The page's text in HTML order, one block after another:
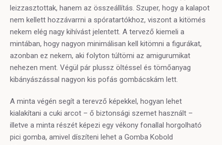
leizzasztottak, hanem az összeállítás. Szuper, hogy a kalapot
nem kellett hozzávarrni a spóratartókhoz, viszont a kitömés
nekem elég nagy kihívást jelentett. A tervező kiemeli a
mintában, hogy nagyon minimálisan kell kitömni a figurákat,
azonban ez nekem, aki folyton túltömi az amigurumikat
nehezen ment. Végül pár plussz öltéssel és tömőanyag
kibányászással nagyon kis pofás gombácskám lett.
A minta végén segít a terevző képekkel, hogyan lehet
kialakítani a cuki arcot – ő biztonsági szemet használt –
illetve a minta részét képezi egy vékony fonallal horgolható
pici gomba, amivel díszíteni lehet a Gomba Kobold